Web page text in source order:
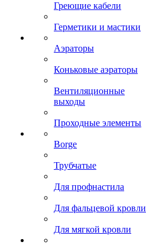
Греющие кабели
Герметики и мастики
Аэраторы
Коньковые аэраторы
Вентиляционные
выходы
Проходные элементы
Borge
Трубчатые
Для профнастила
Для фальцевой кровли
Для мягкой кровли